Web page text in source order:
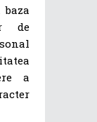
de
a